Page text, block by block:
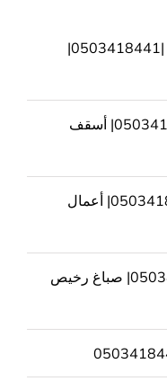
تركيب جبس بورد في راس الخيمة |0503418441|
تركيب فورسيلنج في العين |0503418441| أسقف
تركيب عشب صناعي العين |0503418441| أعمال
شركة صبغ في الشارقة |0503418441| صباغ رخيص